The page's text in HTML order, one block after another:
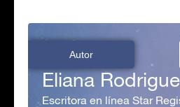
Autor
Eliana
Escritora en línea Star